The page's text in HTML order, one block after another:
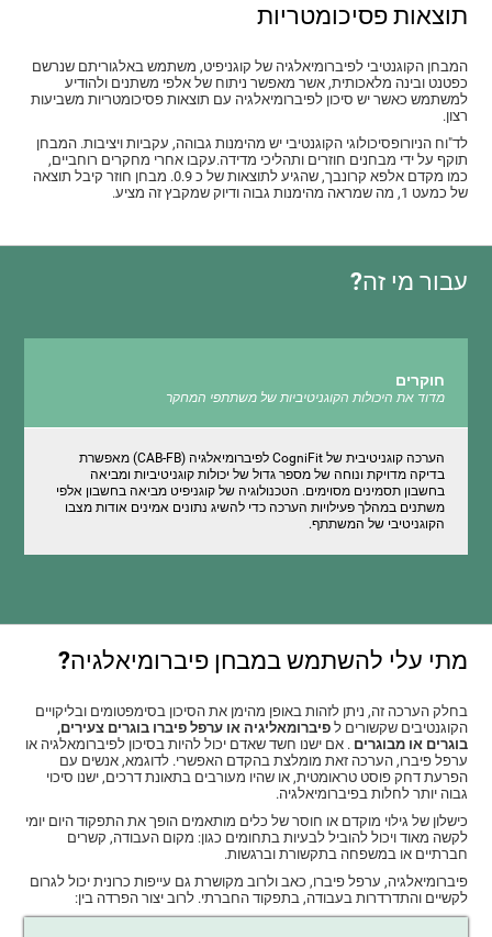
תוצאות פסיכומטריות
המבחן הקוגנטיבי לפיברומיאלגיה של קוגניפיט, משתמש באלגוריתם שנרשם
כפטנט ובינה מלאכותית, אשר מאפשר ניתוח של אלפי משתנים ולהודיע
למשתמש כאשר יש סיכון לפיברומיאלגיה עם תוצאות פסיכומטריות משביעות
רצון.
לד"וח הניורופסיכולוגי הקוגנטיבי יש מהימנות גבוהה, עקביות ויציבות. המבחן
תוקף על ידי מבחנים חוזרים ותהליכי מדידה.עקבו אחרי מחקרים רוחביים,
כמו מקדם אלפא קרונבך, שהגיע לתוצאות של כ 0.9. מבחן חוזר קיבל תוצאה
של כמעט 1, מה שמראה מהימנות גבוה ודיוק שמקבץ זה מציע.
עבור מי זה?
חוקרים
מדוד את היכולות הקוגניטיביות של משתתפי המחקר
הערכה קוגניטיבית של CogniFit לפיברומיאלגיה (CAB-FB) מאפשרת
בדיקה מדויקת ונוחה של מספר גדול של יכולות קוגניטיביות ומביאה
בחשבון תסמינים מסוימים. הטכנולוגיה של קוגניפיט מביאה בחשבון אלפי
משתנים במהלך פעילויות הערכה כדי להשיג נתונים אמינים אודות מצבו
הקוגניטיבי של המשתתף.
מתי עלי להשתמש במבחן פיברומיאלגיה?
בחלק הערכה זה, ניתן לזהות באופן מהימן את הסיכון בסימפטומים ובליקויים
הקוגנטיבים שקשורים לפיברומאליגיה או ערפל פיברו בוגרים צעירים,
בוגרים או מבוגרים . אם ישנו חשד שאדם יכול להיות בסיכון לפיברומאלגיה או
ערפל פיברו, הערכה זאת מומלצת בהקדם האפשרי. לדוגמא, אנשים עם
הפרעת דחק פוסט טראומטית, או שהיו מעורבים בתאונת דרכים, ישנו סיכוי
גבוה יותר לחלות בפיברומיאלגיה.
כישלון של גילוי מוקדם או חוסר של כלים מותאמים הופך את התפקוד היום יומי
לקשה מאוד ויכול להוביל לבעיות בתחומים כגון: מקום העבודה, קשרים
חברתיים או במשפחה בתקשורת וברגשות.
פיברומיאלגיה, ערפל פיברו, כאב ולרוב מקושרת גם עייפות כרונית יכול לגרום
לקשיים והתדרדרות בעבודה, בתפקוד החברתי. לרוב יצור הפרדה בין: